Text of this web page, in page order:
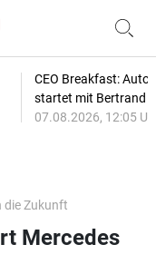
CEO Breakfast:
startet mit Bertrand
07.08.2026, 12:05
die Zukunft
Mercedes